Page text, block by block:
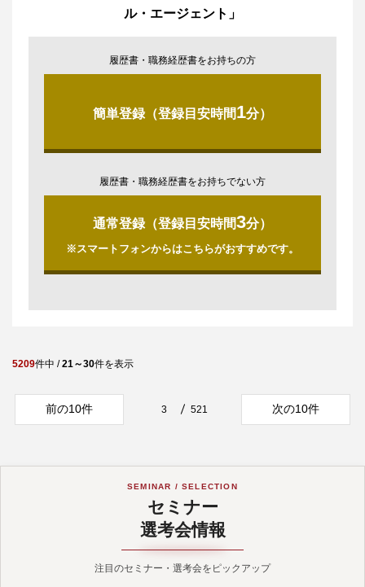
ル・エージェント」
履歴書・職務経歴書をお持ちの方
簡単登録（登録目安時間1分）
履歴書・職務経歴書をお持ちでない方
通常登録（登録目安時間3分）
※スマートフォンからはこちらがおすすめです。
5209件中 /21～30件を表示
前の10件 3 521 次の10件
SEMINAR / SELECTION
セミナー
選考会情報
注目のセミナー・選考会をピックアップ